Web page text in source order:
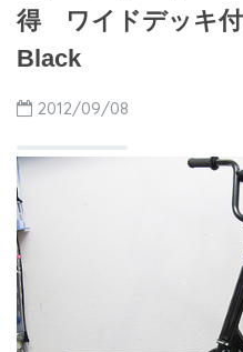
得 ワイドデッキ
Black
2012/09/08